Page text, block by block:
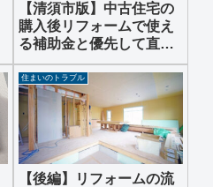
【清須市版】中古住宅の
購入後リフォームで使え
る補助金と優先して直す
べき設備の順番を解説し
ます！
住まいのトラブル
【後編】リフォームの流